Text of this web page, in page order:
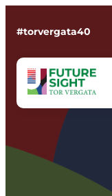
#torvergata40